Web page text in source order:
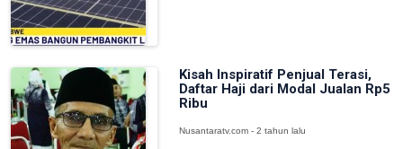
Kisah Inspiratif Penjual Terasi,
Daftar Haji dari Modal Jualan Rp5
Ribu
Nusantaratv.com - 2 tahun lalu